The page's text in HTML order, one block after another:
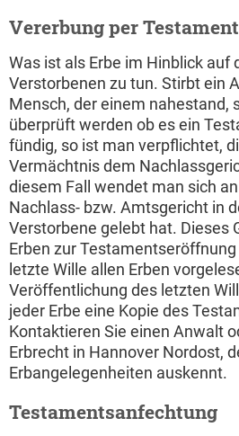
Vererbung per Testament
Was ist als Erbe im Hinblick auf
Verstorbenen zu tun. Stirbt ein
Mensch, der einem nahestand,
überprüft werden ob es ein
fündig, so ist man verpflichtet,
Vermächtnis dem
diesem Fall wendet man sich
Nachlass- bzw. Amtsgericht in
Verstorbene gelebt hat. Dieses
Erben zur
letzte Wille allen Erben
Veröffentlichung des letzten
jeder Erbe eine Kopie des
Kontaktieren Sie einen Anwalt
Erbrecht in Hannover Nordost,
Erbangelegenheiten auskennt.
Testamentsanfechtung